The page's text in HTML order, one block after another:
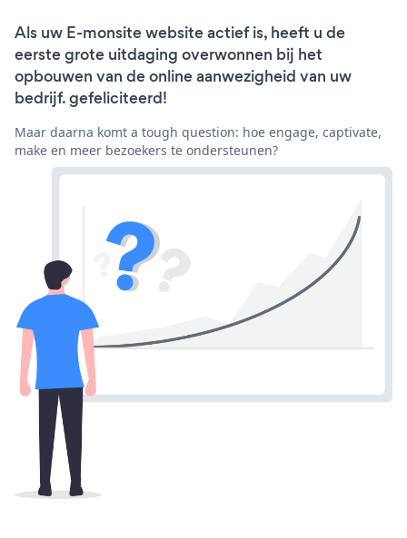
Als uw E-monsite website actief is, heeft u de
eerste grote uitdaging overwonnen bij het
opbouwen van de online aanwezigheid van uw
bedrijf. gefeliciteerd!
Maar daarna komt a tough question: hoe engage, captivate,
make en meer bezoekers te ondersteunen?